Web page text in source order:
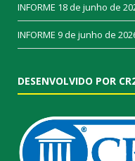
INFORME 18 de junho de
INFORME 9 de junho de
DESENVOLVIDO POR